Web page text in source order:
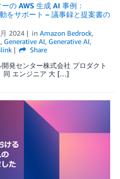
の AWS 生成 AI 事例：
をサポート – 議事録と提案書の
2024 in Amazon Bedrock,
, Generative AI, Generative AI,
Share
発センター株式会社 プロダクト
同 エンジニア 大 […]